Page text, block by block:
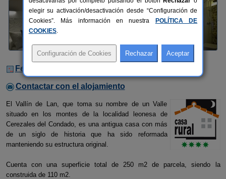
Fechas Libres
Contactar con el alojamiento
El Vallín de Lan, que toma su nombre de un Valle
situado en los montes de la localidad leonesa de
Cerezales del Condado, es una antigua casa con más
de un siglo de historia que ha sido reformada
manteniendo su estructura original.
Cuenta con una superficie total de 250 m2 de parcela, siendo la
construida de 110 m2.
elegir su activación/desactivación desde “Configuración de
Cookies”. Más información en nuestra
POLÍTICA DE
COOKIES.